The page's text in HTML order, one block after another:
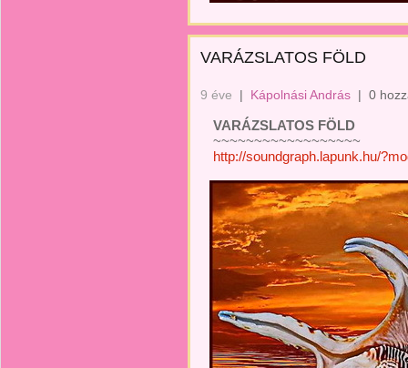
VARÁZSLATOS FÖLD
9 éve | Kápolnási András | 0
VARÁZSLATOS FÖLD
~~~~~~~~~~~~~~~~~~
http://soundgraph.lapunk.hu/